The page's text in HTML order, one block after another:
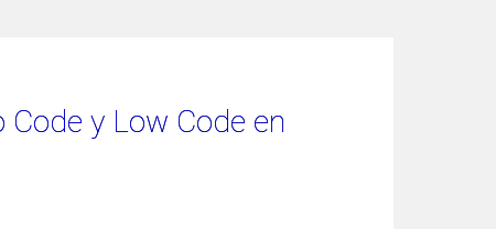
y Low Code en